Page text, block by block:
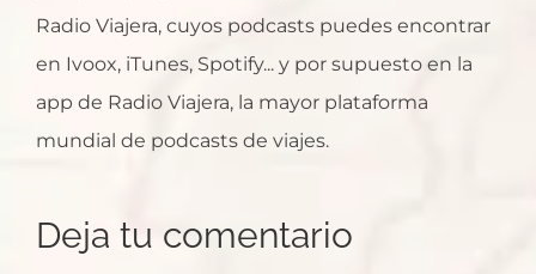
Radio Viajera, cuyos podcasts puedes encontrar
en Ivoox, iTunes, Spotify... y por supuesto en la
app de Radio Viajera, la mayor plataforma
mundial de podcasts de viajes.
Deja tu comentario